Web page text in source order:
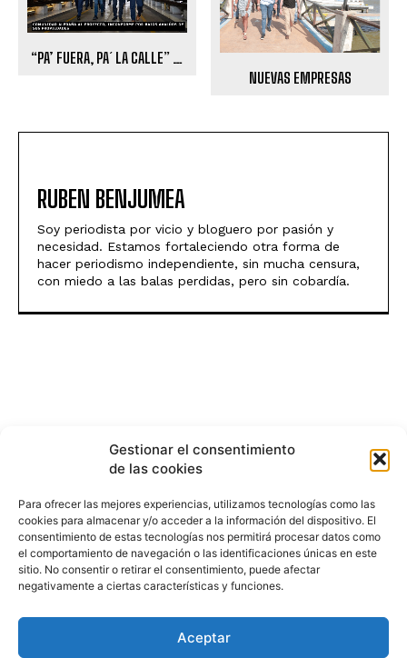
Gestionar el consentimiento
de las cookies
Para ofrecer las mejores experiencias, utilizamos tecnologías como las
cookies para almacenar y/o acceder a la información del dispositivo. El
consentimiento de estas tecnologías nos permitirá procesar datos como
el comportamiento de navegación o las identificaciones únicas en este
sitio. No consentir o retirar el consentimiento, puede afectar
negativamente a ciertas características y funciones.
Aceptar
“PA’ FUERA, PA´ LA CALLE” …
NUEVAS EMPRESAS
RUBEN BENJUMEA
Soy periodista por vicio y bloguero por pasión y
necesidad. Estamos fortaleciendo otra forma de
hacer periodismo independiente, sin mucha censura,
con miedo a las balas perdidas, pero sin cobardía.
HISTORIA PODCAST